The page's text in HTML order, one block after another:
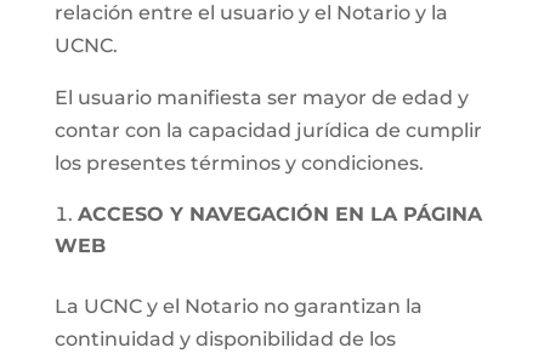
relación entre el usuario y el Notario y la
UCNC.
El usuario manifiesta ser mayor de edad y
contar con la capacidad jurídica de cumplir
los presentes términos y condiciones.
ACCESO Y NAVEGACIÓN EN LA PÁGINA
WEB
La UCNC y el Notario no garantizan la
continuidad y disponibilidad de los